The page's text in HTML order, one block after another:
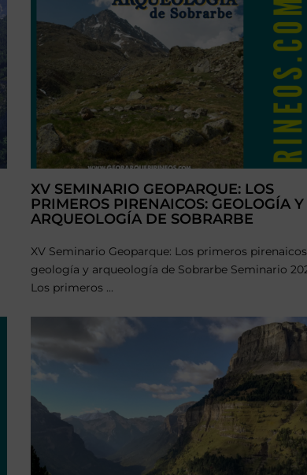
XV SEMINARIO GEOPARQUE: LOS
PRIMEROS PIRENAICOS: GEOLOGÍA Y
ARQUEOLOGÍA DE SOBRARBE
XV Seminario Geoparque: Los primeros
geología y arqueología de Sobrarbe Seminario
Los primeros ...